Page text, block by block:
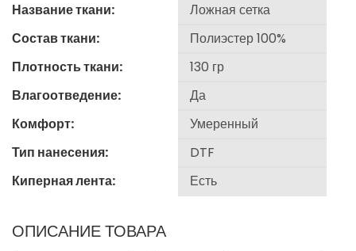
Название ткани:
Состав ткани:
Плотность ткани:
Влагоотведение:
Комфорт:
Тип нанесения:
Киперная лента:
ОПИСАНИЕ ТОВАРА